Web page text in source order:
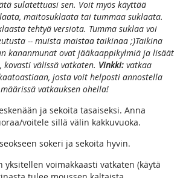
sulatettuasi sen. Voit myös käyttää
maitosuklaata tai tummaa suklaata.
tehtyä versiota. Tumma suklaa voi
-- muista maistaa taikinaa ;)Taikina
kananmunat ovat jääkaappikylmiä ja lisäät
välissä vatkaten. Vinkki:vatkaa
josta voit helposti annostella
vatkauksen ohella!
ja sekoita tasaiseksi. Anna
voitele sillä välin kakkuvuoka.
sokeri ja sekoita hyvin.
yksitellen voimakkaasti vatkaten (käytä